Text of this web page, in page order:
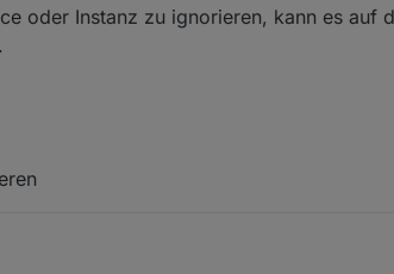
oder Instanz zu ignorieren, kann es auf